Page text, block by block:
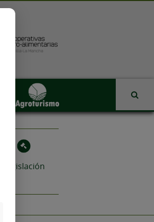
Legislación